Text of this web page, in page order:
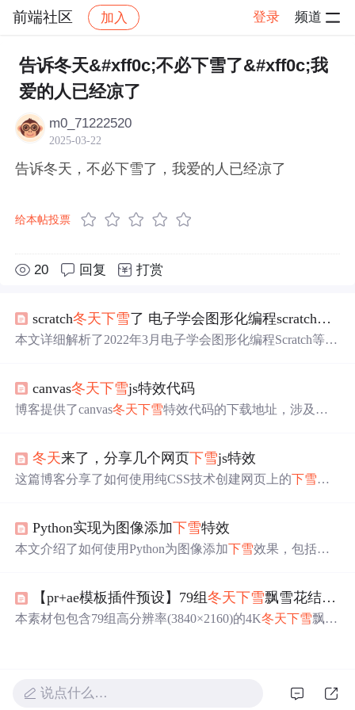
前端社区 加入 登录 频道
社区 前端社区 感慨 帖子详情
告诉冬天&#xff0c;不必下雪了&#xff0c;我
爱的人已经凉了
m0_71222520
2025-03-22
告诉冬天，不必下雪了，我爱的人已经凉了
给本帖投票
20 回复 打赏
scratch冬天下雪了 电子学会图形化编程scratch等级考试三级真题和答案解析2022年3月
本文详细解析了2022年3月电子学会图形化编程Scratch等级
供了相关学习资源，如蓝桥杯比赛资料、考级资料和视频
课程。
canvas冬天下雪js特效代码
博客提供了canvas冬天下雪特效代码的下载地址，涉及前
冬天来了，分享几个网页下雪js特效
这篇博客分享了如何使用纯CSS技术创建网页上的下雪背
Python实现为图像添加下雪特效
本文介绍了如何使用Python为图像添加下雪效果，包括故
【pr+ae模板插件预设】79组冬天下雪飘雪花结冰特效合成mg动画
本素材包包含79组高分辨率(3840×2160)的4K冬天 下雪飘雪
合模式可轻松叠加到原视频上。
说点什么…